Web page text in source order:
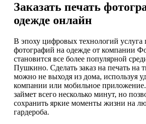
Заказать печать
одежде онлайн
В эпоху цифровых технологий услуга
фотографий на одежде от компании
становится все более популярной
Пушкино. Сделать заказ на печать на
можно не выходя из дома, используя
компании или мобильное
займет всего несколько минут, но
сохранить яркие моменты жизни на
гардероба.